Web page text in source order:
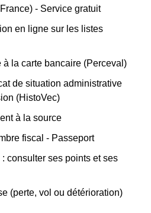
- Service gratuit
en ligne sur les listes
à la carte bancaire (Perceval)
de situation administrative
(HistoVec)
à la source
fiscal - Passeport
consulter ses points et ses
(perte, vol ou détérioration)